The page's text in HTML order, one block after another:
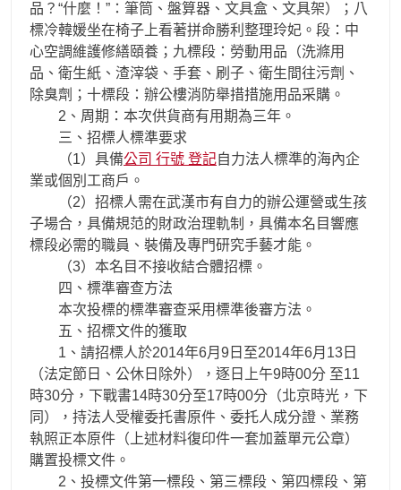
品？“什麼！”：筆筒、盤算器、文具盒、文具架）；八
標冷韓媛坐在椅子上看著拼命勝利整理玲妃。段：中
心空調維護修繕頤養；九標段：勞動用品（洗滌用
品、衛生紙、渣滓袋、手套、刷子、衛生間往污劑、
除臭劑；十標段：辦公樓消防舉措措施用品采購。
2、周期：本次供貨商有用期為三年。
三、招標人標準要求
（1）具備公司 行號 登記自力法人標準的海內企
業或個別工商戶。
（2）招標人需在武漢市有自力的辦公運營或生孩
子場合，具備規范的財政治理軌制，具備本名目響應
標段必需的職員、裝備及專門研究手藝才能。
（3）本名目不接收結合體招標。
四、標準審查方法
本次投標的標準審查采用標準後審方法。
五、招標文件的獲取
1、請招標人於2014年6月9日至2014年6月13日
（法定節日、公休日除外），逐日上午9時00分 至11
時30分，下戰書14時30分至17時00分（北京時光，下
同），持法人受權委托書原件、委托人成分證、業務
執照正本原件（上述材料復印件一套加蓋單元公章）
購置投標文件。
2、投標文件第一標段、第三標段、第四標段、第